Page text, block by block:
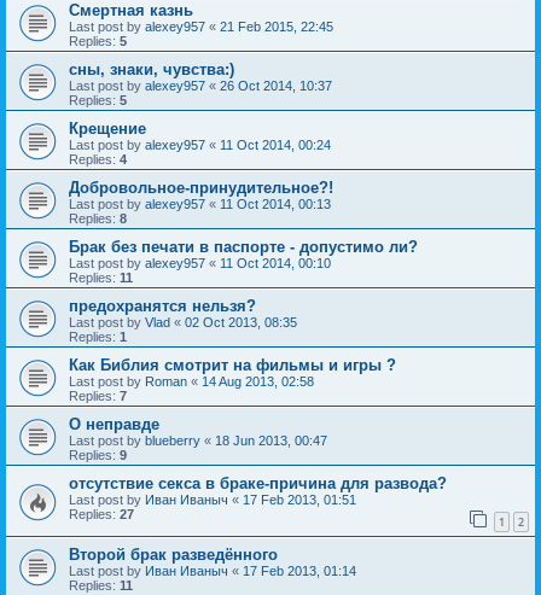
Смертная казнь
Last post by alexey957 « 21 Feb 2015, 22:45
Replies: 5
сны, знаки, чувства:)
Last post by alexey957 « 26 Oct 2014, 10:37
Replies: 5
Крещение
Last post by alexey957 « 11 Oct 2014, 00:24
Replies: 4
Добровольное-принудительное?!
Last post by alexey957 « 11 Oct 2014, 00:13
Replies: 8
Брак без печати в паспорте - допустимо ли?
Last post by alexey957 « 11 Oct 2014, 00:10
Replies: 11
предохранятся нельзя?
Last post by Vlad « 02 Oct 2013, 08:35
Replies: 1
Как Библия смотрит на фильмы и игры ?
Last post by Roman « 14 Aug 2013, 02:58
Replies: 7
О неправде
Last post by blueberry « 18 Jun 2013, 00:47
Replies: 9
отсутствие секса в браке-причина для развода?
Last post by Иван Иваныч « 17 Feb 2013, 01:51
Replies: 27 1 2
Второй брак разведённого
Last post by Иван Иваныч « 17 Feb 2013, 01:14
Replies: 11